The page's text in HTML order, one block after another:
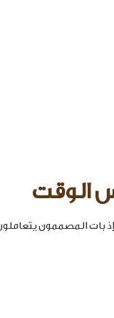
الوقت
إذ بات المصممون